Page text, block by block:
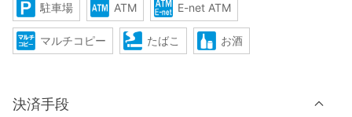
駐車場 ATM E-net ATM
マルチコピー たばこ お酒
決済手段